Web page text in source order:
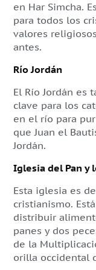
en Har Simcha.
para todos los
valores
antes.
Río Jordán
El Río Jordán es
clave para los
en el río para
que Juan el
Jordán.
Iglesia del Pan y
Esta iglesia es
cristianismo.
distribuir
panes y dos
de la
orilla occidental